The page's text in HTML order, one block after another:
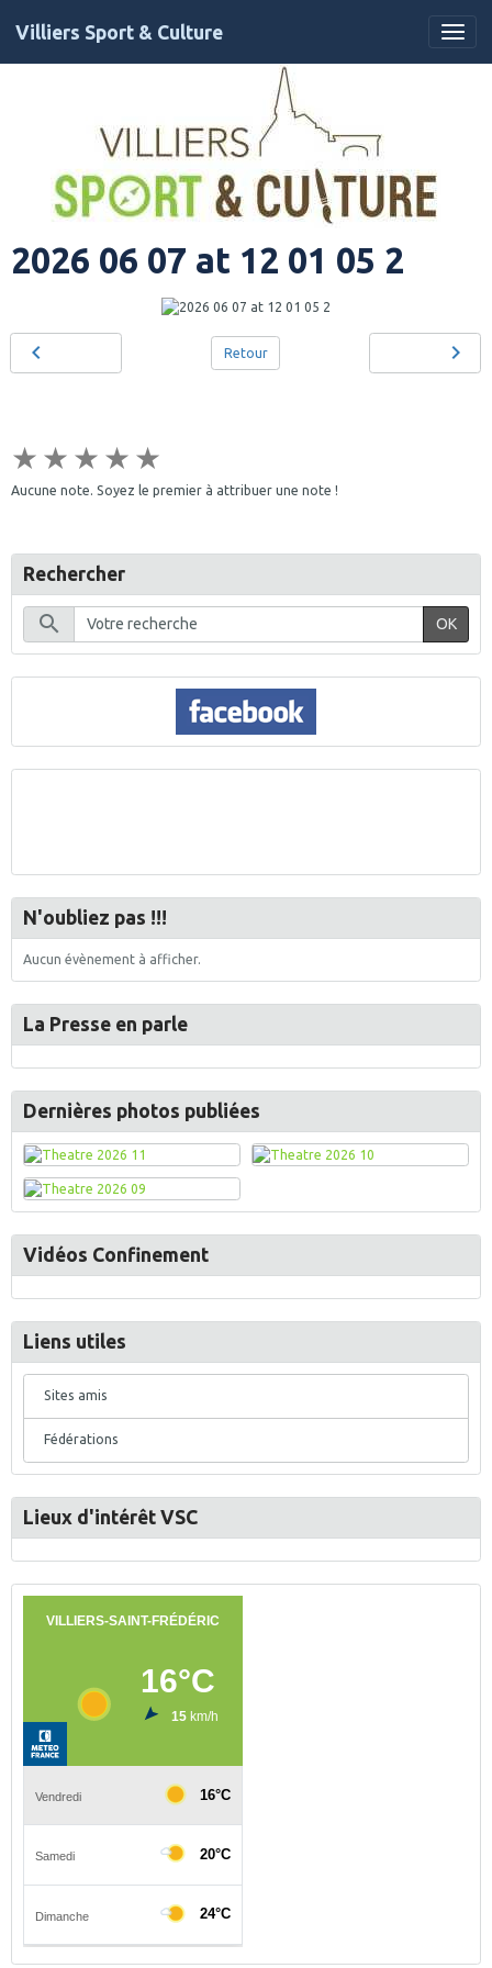
Villiers Sport & Culture
2026 06 07 at 12 01 05 2
Retour
★ ★ ★ ★ ★
Aucune note. Soyez le premier à attribuer une note !
Rechercher
OK
N'oubliez pas !!!
Aucun évènement à afficher.
La Presse en parle
Dernières photos publiées
Vidéos Confinement
Liens utiles
Sites amis
Fédérations
Lieux d'intérêt VSC